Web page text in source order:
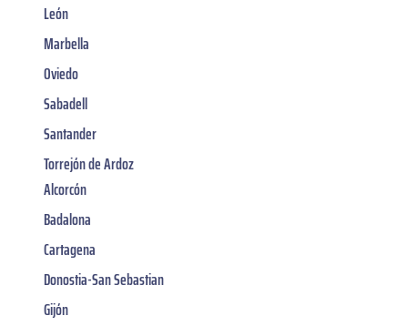
León
Marbella
Oviedo
Sabadell
Santander
Torrejón de Ardoz
Alcorcón
Badalona
Cartagena
Donostia-San Sebastian
Gijón